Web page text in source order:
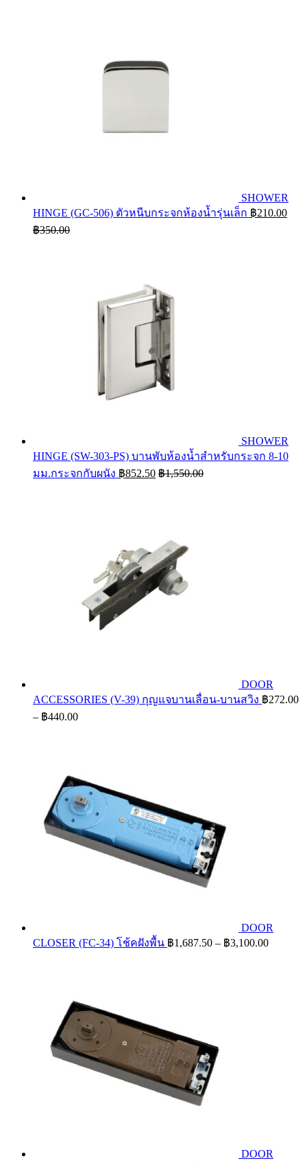
SHOWER
HINGE (GC-506) ตัวหนีบกระจกห้องน้ำรุ่นเล็ก ฿210.00
฿350.00
SHOWER
HINGE (SW-303-PS) บานพับห้องน้ำสำหรับกระจก 8-10
มม.กระจกกับผนัง ฿852.50 ฿1,550.00
DOOR
ACCESSORIES (V-39) กุญแจบานเลื่อน-บานสวิง ฿272.00
– ฿440.00Price
DOOR
CLOSER (FC-34) โช้คฝังพื้น ฿1,687.50 – ฿3,100.00Price
DOOR